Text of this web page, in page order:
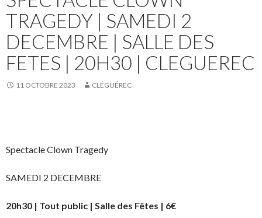
TRAGEDY | SAMEDI 2
DECEMBRE | SALLE DES
FETES | 20H30 | CLEGUEREC
11 OCTOBRE 2023 CLÉGUÉREC
Spectacle Clown Tragedy
SAMEDI 2 DECEMBRE
20h30 | Tout public | Salle des Fêtes | 6€